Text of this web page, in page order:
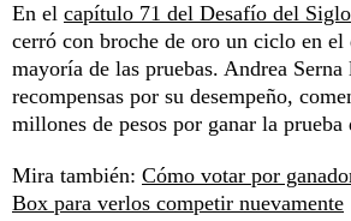
En el capítulo 71 del Desafío del Siglo
cerró con broche de oro un ciclo en
mayoría de las pruebas. Andrea Serna
recompensas por su desempeño,
millones de pesos por ganar la
Mira también: Cómo votar por
Box para verlos competir nuevamente